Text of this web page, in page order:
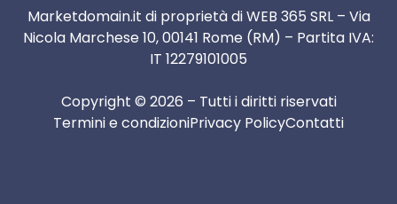
Marketdomain.it di proprietà di WEB 365 SRL – Via
Nicola Marchese 10, 00141 Rome (RM) – Partita IVA:
IT 12279101005
Copyright © 2026 – Tutti i diritti riservati
Termini e condizioniPrivacy PolicyContatti